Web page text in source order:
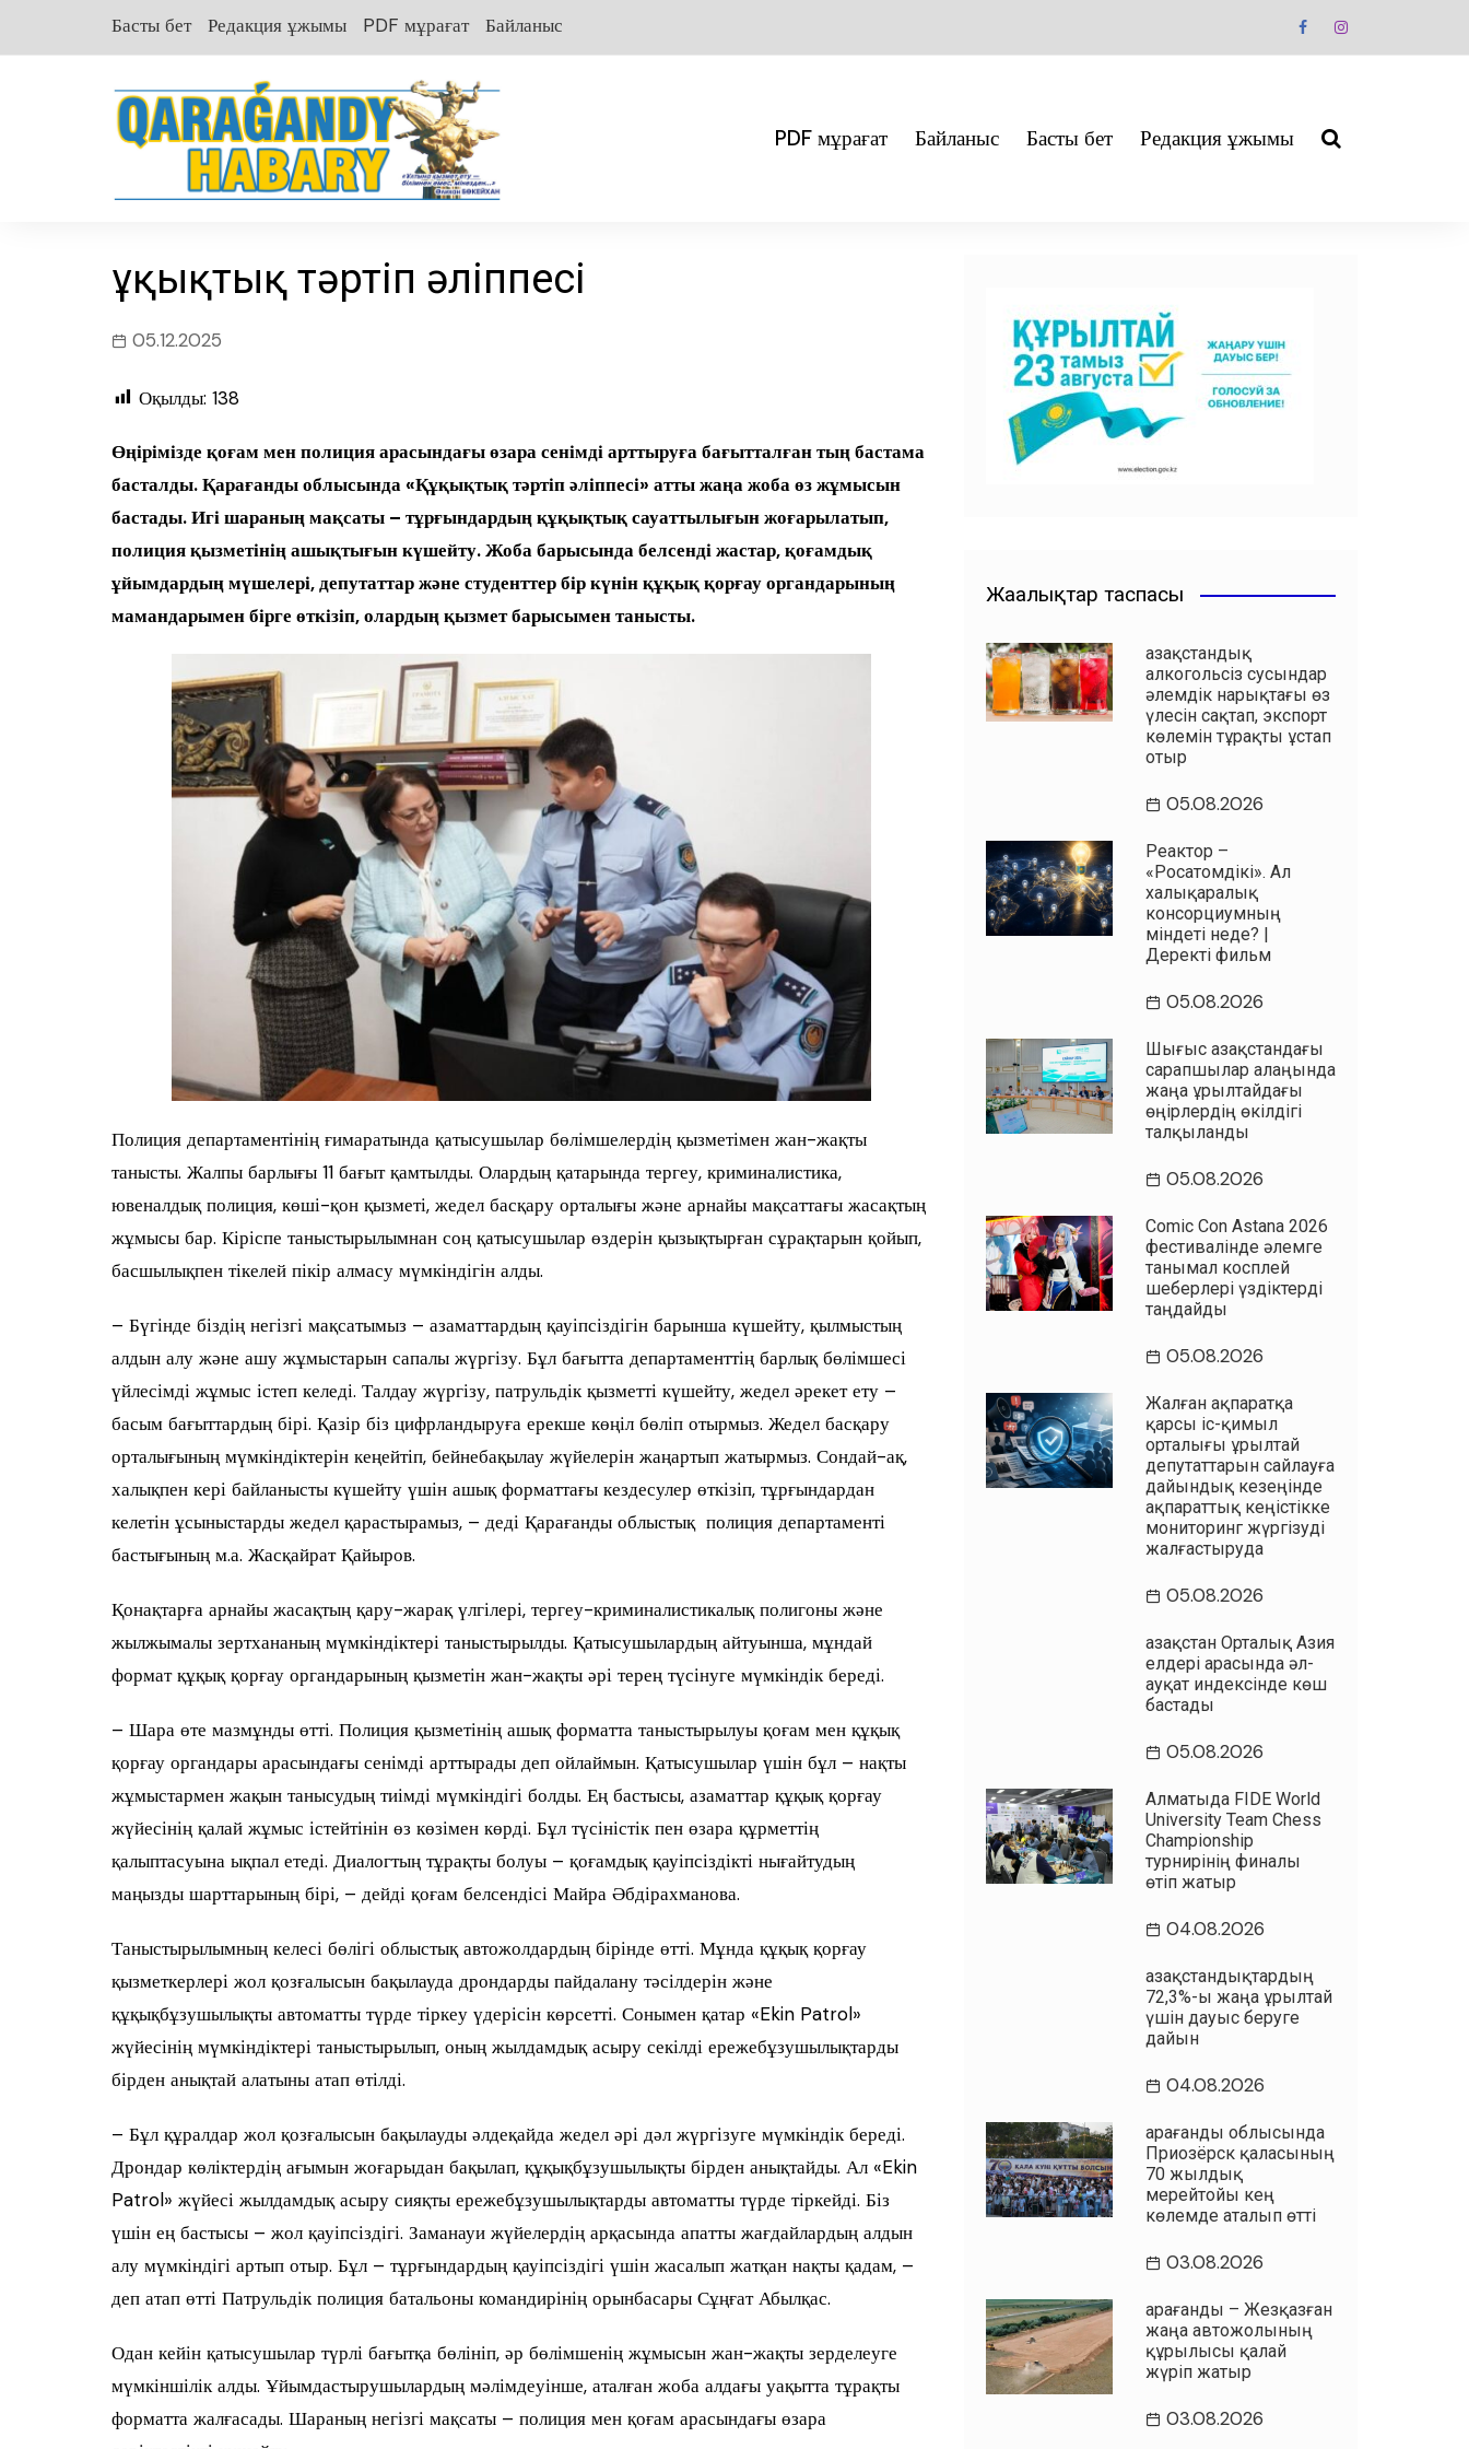
Басты бет Редакция ұжымы PDF мұрағат Байланыс
PDF мұрағат Байланыс Басты бет Редакция ұжымы
Құқықтық тәртіп әліппесі
05.12.2025
Оқылды: 138
Өңірімізде қоғам мен полиция арасындағы өзара сенімді арттыруға бағытталған тың бастама
басталды. Қарағанды облысында «Құқықтық тәртіп әліппесі» атты жаңа жоба өз жұмысын
бастады. Игі шараның мақсаты – тұрғындардың құқықтық сауаттылығын жоғарылатып,
полиция қызметінің ашықтығын күшейту. Жоба барысында белсенді жастар, қоғамдық
ұйымдардың мүшелері, депутаттар және студенттер бір күнін құқық қорғау органдарының
мамандарымен бірге өткізіп, олардың қызмет барысымен танысты.
Полиция департаментінің ғимаратында қатысушылар бөлімшелердің қызметімен жан-жақты
танысты. Жалпы барлығы 11 бағыт қамтылды. Олардың қатарында тергеу, криминалистика,
ювеналдық полиция, көші-қон қызметі, жедел басқару орталығы және арнайы мақсаттағы жасақтың
жұмысы бар. Кіріспе таныстырылымнан соң қатысушылар өздерін қызықтырған сұрақтарын қойып,
басшылықпен тікелей пікір алмасу мүмкіндігін алды.
– Бүгінде біздің негізгі мақсатымыз – азаматтардың қауіпсіздігін барынша күшейту, қылмыстың
алдын алу және ашу жұмыстарын сапалы жүргізу. Бұл бағытта департаменттің барлық бөлімшесі
үйлесімді жұмыс істеп келеді. Талдау жүргізу, патрульдік қызметті күшейту, жедел әрекет ету –
басым бағыттардың бірі. Қазір біз цифрландыруға ерекше көңіл бөліп отырмыз. Жедел басқару
орталығының мүмкіндіктерін кеңейтіп, бейнебақылау жүйелерін жаңартып жатырмыз. Сондай-ақ,
халықпен кері байланысты күшейту үшін ашық форматтағы кездесулер өткізіп, тұрғындардан
келетін ұсыныстарды жедел қарастырамыз, – деді Қарағанды облыстық полиция департаменті
бастығының м.а. Жасқайрат Қайыров.
Қонақтарға арнайы жасақтың қару-жарақ үлгілері, тергеу-криминалистикалық полигоны және
жылжымалы зертхананың мүмкіндіктері таныстырылды. Қатысушылардың айтуынша, мұндай
формат құқық қорғау органдарының қызметін жан-жақты әрі терең түсінуге мүмкіндік береді.
– Шара өте мазмұнды өтті. Полиция қызметінің ашық форматта таныстырылуы қоғам мен құқық
қорғау органдары арасындағы сенімді арттырады деп ойлаймын. Қатысушылар үшін бұл – нақты
жұмыстармен жақын танысудың тиімді мүмкіндігі болды. Ең бастысы, азаматтар құқық қорғау
жүйесінің қалай жұмыс істейтінін өз көзімен көрді. Бұл түсіністік пен өзара құрметтің
қалыптасуына ықпал етеді. Диалогтың тұрақты болуы – қоғамдық қауіпсіздікті нығайтудың
маңызды шарттарының бірі, – дейді қоғам белсендісі Майра Әбдірахманова.
Таныстырылымның келесі бөлігі облыстық автожолдардың бірінде өтті. Мұнда құқық қорғау
қызметкерлері жол қозғалысын бақылауда дрондарды пайдалану тәсілдерін және
құқықбұзушылықты автоматты түрде тіркеу үдерісін көрсетті. Сонымен қатар «Ekin Patrol»
жүйесінің мүмкіндіктері таныстырылып, оның жылдамдық асыру секілді ережебұзушылықтарды
бірден анықтай алатыны атап өтілді.
– Бұл құралдар жол қозғалысын бақылауды әлдеқайда жедел әрі дәл жүргізуге мүмкіндік береді.
Дрондар көліктердің ағымын жоғарыдан бақылап, құқықбұзушылықты бірден анықтайды. Ал «Ekin
Patrol» жүйесі жылдамдық асыру сияқты ережебұзушылықтарды автоматты түрде тіркейді. Біз
үшін ең бастысы – жол қауіпсіздігі. Заманауи жүйелердің арқасында апатты жағдайлардың алдын
алу мүмкіндігі артып отыр. Бұл – тұрғындардың қауіпсіздігі үшін жасалып жатқан нақты қадам, –
деп атап өтті Патрульдік полиция батальоны командирінің орынбасары Сұңғат Абылқас.
Одан кейін қатысушылар түрлі бағытқа бөлініп, әр бөлімшенің жұмысын жан-жақты зерделеуге
мүмкіншілік алды. Ұйымдастырушылардың мәлімдеуінше, аталған жоба алдағы уақытта тұрақты
форматта жалғасады. Шараның негізгі мақсаты – полиция мен қоғам арасындағы өзара
Жаңалықтар таспасы
Қазақстандық
алкогольсіз сусындар
әлемдік нарықтағы өз
үлесін сақтап, экспорт
көлемін тұрақты ұстап
отыр
05.08.2026
Реактор –
«Росатомдікі». Ал
халықаралық
консорциумның
міндеті неде? |
Деректі фильм
05.08.2026
Шығыс Қазақстандағы
сарапшылар алаңында
жаңа Құрылтайдағы
өңірлердің өкілдігі
талқыланды
05.08.2026
Comic Con Astana 2026
фестивалінде әлемге
танымал косплей
шеберлері үздіктерді
таңдайды
05.08.2026
Жалған ақпаратқа
қарсы іс-қимыл
орталығы Құрылтай
депутаттарын сайлауға
дайындық кезеңінде
ақпараттық кеңістікке
мониторинг жүргізуді
жалғастыруда
05.08.2026
Қазақстан Орталық Азия
елдері арасында әл-
ауқат индексінде көш
бастады
05.08.2026
Алматыда FIDE World
University Team Chess
Championship
турнирінің финалы
өтіп жатыр
04.08.2026
Қазақстандықтардың
72,3%-ы жаңа Құрылтай
үшін дауыс беруге
дайын
04.08.2026
Қарағанды облысында
Приозёрск қаласының
70 жылдық
мерейтойы кең
көлемде аталып өтті
03.08.2026
Қарағанды – Жезқазған
жаңа автожолының
құрылысы қалай
жүріп жатыр
03.08.2026